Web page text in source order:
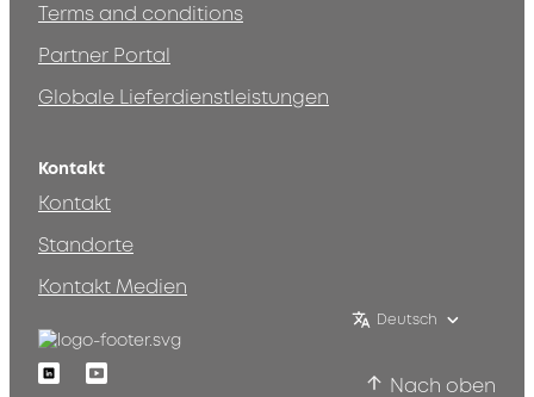
Terms and conditions
Partner Portal
Globale Lieferdienstleistungen
Kontakt
Kontakt
Standorte
Kontakt Medien
Deutsch
LinkedinYoutube
Nach oben